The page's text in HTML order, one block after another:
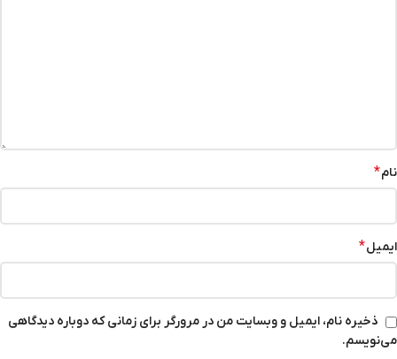
نام*
ایمیل*
ذخیره نام، ایمیل و وبسایت من در مرورگر برای زمانی که دوباره دیدگاهی
می‌نویسم.